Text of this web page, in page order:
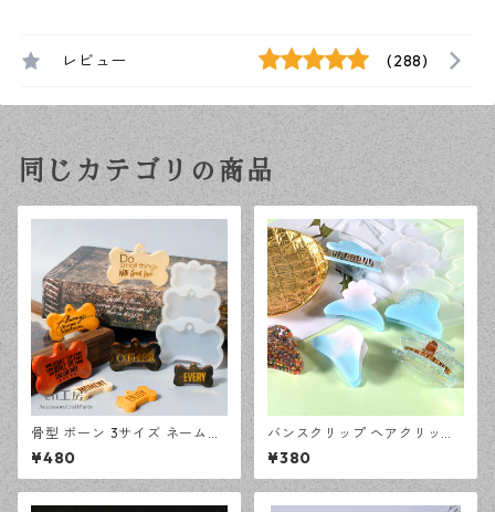
レビュー (288)
同じカテゴリの商品
骨型 ボーン 3サイズ ネームタ
グ シリコンモールド レジン型
モールド ハンドメイド 資材
【en工房】
¥480
バンスクリップ ヘアクリップ
6種 シリコンモールド レジン
型 モールド ハンドメイド 資材
【en工房】
¥380